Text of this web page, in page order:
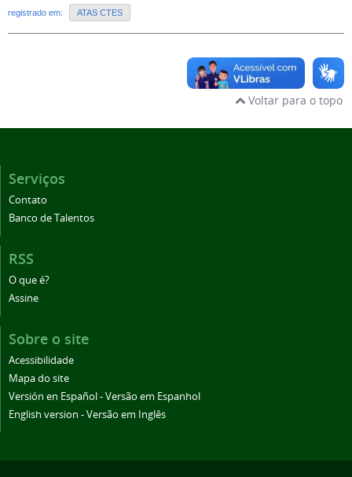
registrado em: ATAS CTES
Voltar para o topo
Serviços
Contato
Banco de Talentos
RSS
O que é?
Assine
Sobre o site
Acessibilidade
Mapa do site
Versión en Español - Versão em Espanhol
English version - Versão em Inglês